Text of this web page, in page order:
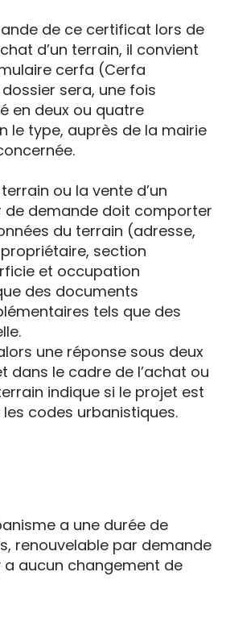
de ce certificat lors de
d’un terrain, il convient
cerfa (Cerfa
dossier sera, une fois
en deux ou quatre
le type, auprès de la mairie
terrain ou la vente d’un
de demande doit comporter
du terrain (adresse,
section
et occupation
des documents
tels que des
une réponse sous deux
dans le cadre de l’achat ou
indique si le projet est
codes urbanistiques.
a une durée de
renouvelable par demande
a aucun changement de